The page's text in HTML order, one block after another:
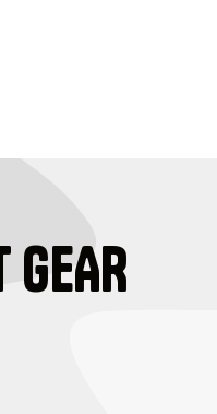
GEAR